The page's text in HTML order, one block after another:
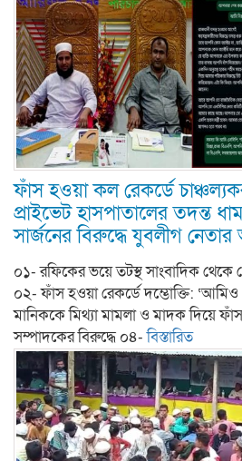
ফাঁস হওয়া কল রেকর্ডে
প্রাইভেট হাসপাতালের তদন্ত
সার্জনের বিরুদ্ধে যুবলীগ নেতার
০১- রফিকের ভয়ে তটস্থ সাংবাদিক থেকে
০২- ফাঁস হওয়া রেকর্ডে দম্ভোক্তি:
মানিককে মিথ্যা মামলা ও মাদক দিয়ে
সম্পাদকের বিরুদ্ধে ০৪-বিস্তারিত